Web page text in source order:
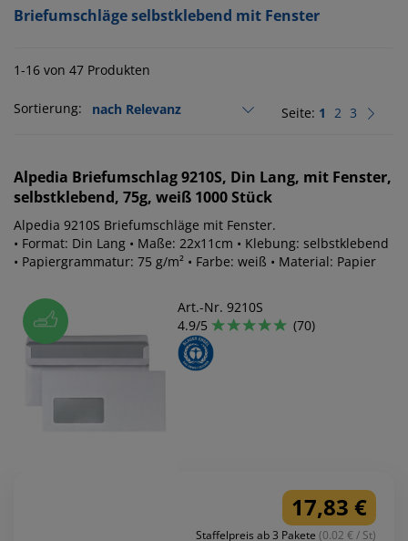
Briefumschläge selbstklebend mit Fenster
1-16 von 47 Produkten
Sortierung: Seite: 1 2 3
Alpedia Briefumschlag 9210S, Din Lang, mit Fenster,
selbstklebend, 75g, weiß 1000 Stück
Alpedia 9210S Briefumschläge mit Fenster.
• Format: Din Lang • Maße: 22x11cm • Klebung: selbstklebend
• Papiergrammatur: 75 g/m² • Farbe: weiß • Material: Papier
Art.-Nr. 9210S
4.9/5
(70)
17,83 €
Staffelpreis ab 3 Pakete (0.02 € / St)